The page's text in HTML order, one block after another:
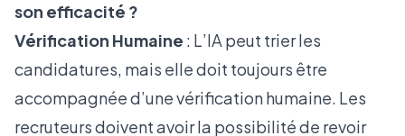
son efficacité ?
Vérification Humaine : L’IA peut trier les
candidatures, mais elle doit toujours être
accompagnée d’une vérification humaine. Les
recruteurs doivent avoir la possibilité de revoir